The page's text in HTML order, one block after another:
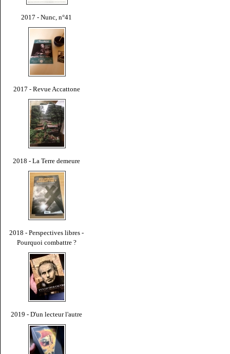
2017 - Nunc, n°41
2017 - Revue Accattone
2018 - La Terre demeure
2018 - Perspectives libres -
Pourquoi combattre ?
2019 - D'un lecteur l'autre